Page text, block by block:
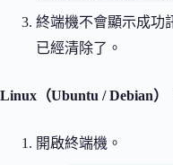
終端機不會顯示成功
已經清除了。
Linux（Ubuntu / Debian）
開啟終端機。